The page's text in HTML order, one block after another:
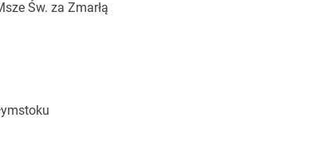
Św. za Zmarłą